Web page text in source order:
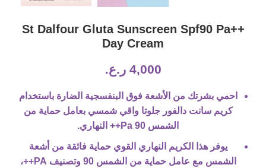
St Dalfour Gluta Sunscreen Spf90 Pa++
Day Cream
4,000 ر.ع.
احمي بشرتك من الأشعة فوق البنفسجية الضارة باستخدام
كريم سانت دالفور جلوتا واقي شمسي بعامل حماية من
الشمس 90 Pa++ النهاري.
يوفر هذا الكريم النهاري القوي حماية فائقة من أشعة
الشمس مع عامل حماية من الشمس 90 وتصنيف PA++،